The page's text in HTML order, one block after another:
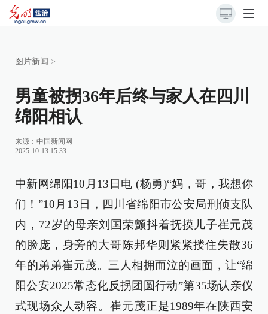
图片新闻 >
男童被拐36年后终与家人在四川
绵阳相认
来源： 中国新闻网
2025-10-13 15:33
中新网绵阳10月13日电 (杨勇)“妈，哥，我想你
们！”10月13日，四川省绵阳市公安局刑侦支队
内，72岁的母亲刘国荣颤抖着抚摸儿子崔元茂
的脸庞，身旁的大哥陈邦华则紧紧搂住失散36
年的弟弟崔元茂。三人相拥而泣的画面，让“绵
阳公安2025常态化反拐团圆行动”第35场认亲仪
式现场众人动容。崔元茂正是1989年在陕西安